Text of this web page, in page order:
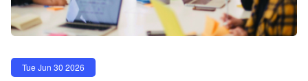
Tue Jun 30 2026